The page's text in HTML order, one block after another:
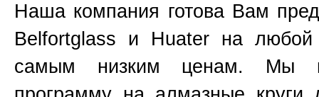
Наша компания готова Вам
Belfortglass и Huater на
самым низким ценам. Мы